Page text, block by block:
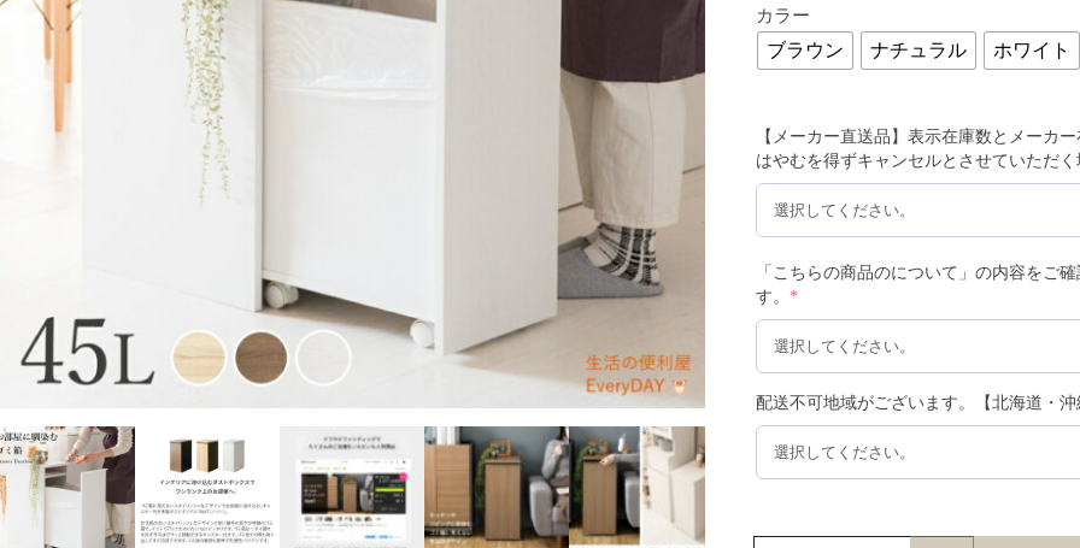
カラー
ブラウン ナチュラル ホワイト
【メーカー直送品】表示在庫数とメーカ
はやむを得ずキャンセルとさせていただ
「こちらの商品のについて」の内容をご
す。 *
配送不可地域がございます。【北海道・沖